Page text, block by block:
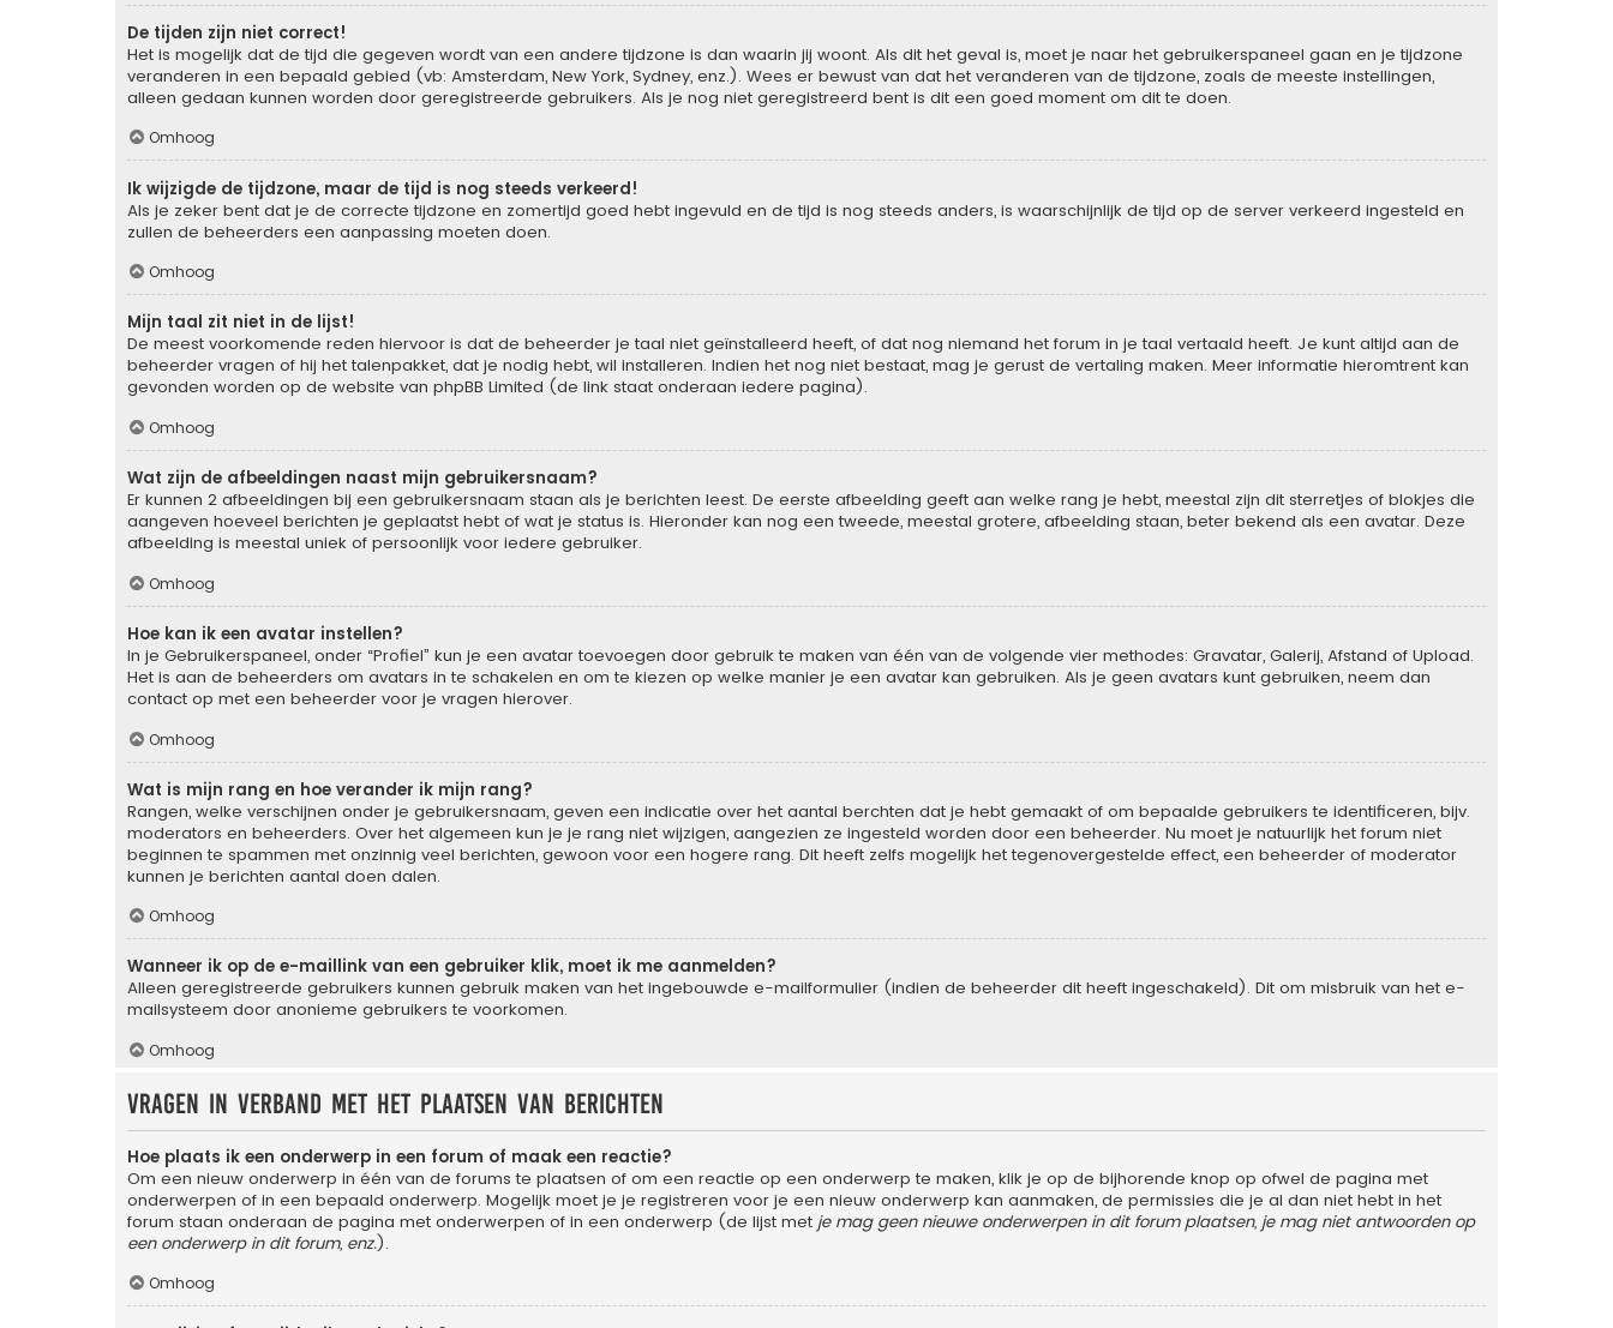
De tijden zijn niet correct!
Het is mogelijk dat de tijd die gegeven wordt van een andere tijdzone is dan waarin jij woont. Als dit het geval is, moet je naar het gebruikerspaneel gaan en je tijdzone
veranderen in een bepaald gebied (vb: Amsterdam, New York, Sydney, enz.). Wees er bewust van dat het veranderen van de tijdzone, zoals de meeste instellingen,
alleen gedaan kunnen worden door geregistreerde gebruikers. Als je nog niet geregistreerd bent is dit een goed moment om dit te doen.
Omhoog
Ik wijzigde de tijdzone, maar de tijd is nog steeds verkeerd!
Als je zeker bent dat je de correcte tijdzone en zomertijd goed hebt ingevuld en de tijd is nog steeds anders, is waarschijnlijk de tijd op de server verkeerd ingesteld en
zullen de beheerders een aanpassing moeten doen.
Omhoog
Mijn taal zit niet in de lijst!
De meest voorkomende reden hiervoor is dat de beheerder je taal niet geïnstalleerd heeft, of dat nog niemand het forum in je taal vertaald heeft. Je kunt altijd aan de
beheerder vragen of hij het talenpakket, dat je nodig hebt, wil installeren. Indien het nog niet bestaat, mag je gerust de vertaling maken. Meer informatie hieromtrent kan
gevonden worden op de website van phpBB Limited (de link staat onderaan iedere pagina).
Omhoog
Wat zijn de afbeeldingen naast mijn gebruikersnaam?
Er kunnen 2 afbeeldingen bij een gebruikersnaam staan als je berichten leest. De eerste afbeelding geeft aan welke rang je hebt, meestal zijn dit sterretjes of blokjes die
aangeven hoeveel berichten je geplaatst hebt of wat je status is. Hieronder kan nog een tweede, meestal grotere, afbeelding staan, beter bekend als een avatar. Deze
afbeelding is meestal uniek of persoonlijk voor iedere gebruiker.
Omhoog
Hoe kan ik een avatar instellen?
In je Gebruikerspaneel, onder “Profiel” kun je een avatar toevoegen door gebruik te maken van één van de volgende vier methodes: Gravatar, Galerij, Afstand of Upload.
Het is aan de beheerders om avatars in te schakelen en om te kiezen op welke manier je een avatar kan gebruiken. Als je geen avatars kunt gebruiken, neem dan
contact op met een beheerder voor je vragen hierover.
Omhoog
Wat is mijn rang en hoe verander ik mijn rang?
Rangen, welke verschijnen onder je gebruikersnaam, geven een indicatie over het aantal berchten dat je hebt gemaakt of om bepaalde gebruikers te identificeren, bijv.
moderators en beheerders. Over het algemeen kun je je rang niet wijzigen, aangezien ze ingesteld worden door een beheerder. Nu moet je natuurlijk het forum niet
beginnen te spammen met onzinnig veel berichten, gewoon voor een hogere rang. Dit heeft zelfs mogelijk het tegenovergestelde effect, een beheerder of moderator
kunnen je berichten aantal doen dalen.
Omhoog
Wanneer ik op de e-maillink van een gebruiker klik, moet ik me aanmelden?
Alleen geregistreerde gebruikers kunnen gebruik maken van het ingebouwde e-mailformulier (indien de beheerder dit heeft ingeschakeld). Dit om misbruik van het e-
mailsysteem door anonieme gebruikers te voorkomen.
Omhoog
Vragen in verband met het plaatsen van berichten
Hoe plaats ik een onderwerp in een forum of maak een reactie?
Om een nieuw onderwerp in één van de forums te plaatsen of om een reactie op een onderwerp te maken, klik je op de bijhorende knop op ofwel de pagina met
onderwerpen of in een bepaald onderwerp. Mogelijk moet je je registreren voor je een nieuw onderwerp kan aanmaken, de permissies die je al dan niet hebt in het
forum staan onderaan de pagina met onderwerpen of in een onderwerp (de lijst met je mag geen nieuwe onderwerpen in dit forum plaatsen, je mag niet antwoorden op
een onderwerp in dit forum, enz.).
Omhoog